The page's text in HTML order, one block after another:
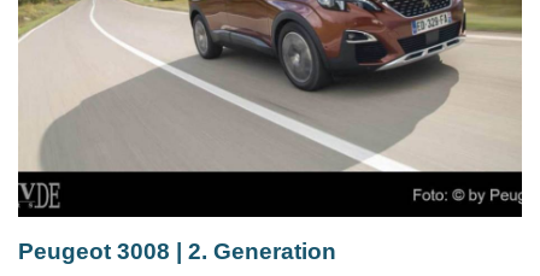
Peugeot 3008 | 2. Generation